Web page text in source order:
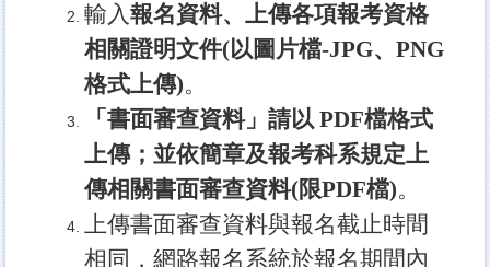
輸入報名資料、上傳各項報考資格
相關證明文件(以圖片檔-JPG、PNG
格式上傳)。
「書面審查資料」請以 PDF檔格式
上傳；並依簡章及報考科系規定上
傳相關書面審查資料(限PDF檔)。
上傳書面審查資料與報名截止時間
相同，網路報名系統於報名期間內